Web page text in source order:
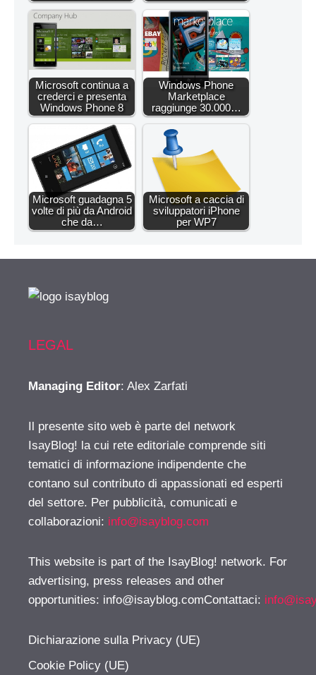
Microsoft continua a
crederci e presenta
Windows Phone 8
Windows Phone
Marketplace
raggiunge 30.000…
Microsoft guadagna 5
volte di più da Android
che da…
Microsoft a caccia di
sviluppatori iPhone
per WP7
LEGAL
Managing Editor: Alex Zarfati
Il presente sito web è parte del network
IsayBlog! la cui rete editoriale comprende siti
tematici di informazione indipendente che
contano sul contributo di appassionati ed esperti
del settore. Per pubblicità, comunicati e
collaborazioni: info@isayblog.com
This website is part of the IsayBlog! network. For
advertising, press releases and other
opportunities: info@isayblog.comContattaci:
Dichiarazione sulla Privacy (UE)
Cookie Policy (UE)